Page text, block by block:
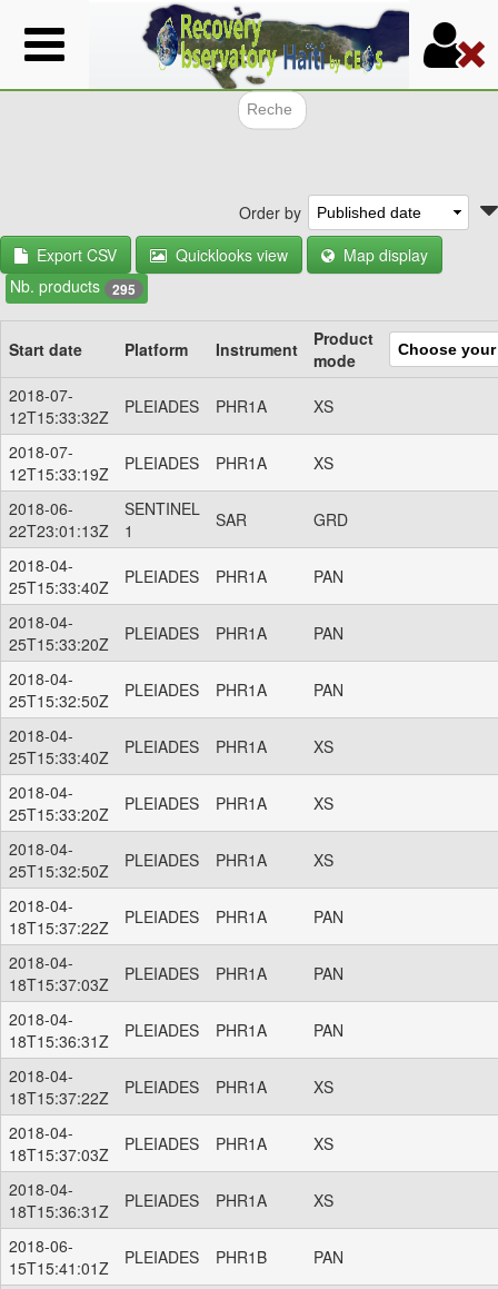
Skip
to
Order by
Export CSV
Quicklooks view
Map display
Nb. products 295
Start date Platform Instrument
Product
mode
2018-07-
12T15:33:32Z
PLEIADES PHR1A XS
2018-07-
12T15:33:19Z
PLEIADES PHR1A XS
2018-06-
22T23:01:13Z
SENTINEL
1
SAR GRD
2018-04-
25T15:33:40Z
PLEIADES PHR1A PAN
2018-04-
25T15:33:20Z
PLEIADES PHR1A PAN
2018-04-
25T15:32:50Z
PLEIADES PHR1A PAN
2018-04-
25T15:33:40Z
PLEIADES PHR1A XS
2018-04-
25T15:33:20Z
PLEIADES PHR1A XS
2018-04-
25T15:32:50Z
PLEIADES PHR1A XS
2018-04-
18T15:37:22Z
PLEIADES PHR1A PAN
2018-04-
18T15:37:03Z
PLEIADES PHR1A PAN
2018-04-
18T15:36:31Z
PLEIADES PHR1A PAN
2018-04-
18T15:37:22Z
PLEIADES PHR1A XS
2018-04-
18T15:37:03Z
PLEIADES PHR1A XS
2018-04-
18T15:36:31Z
PLEIADES PHR1A XS
2018-06-
15T15:41:01Z
PLEIADES PHR1B PAN